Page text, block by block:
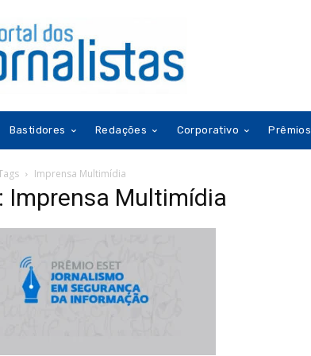
Bastidores Redações Corporativo Prêmios
Imprensa Multimídia
Imprensa Multimídia